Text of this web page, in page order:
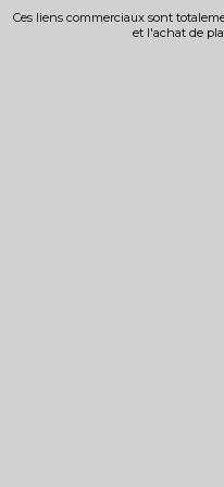
Ces liens commerciaux sont
et l'achat de